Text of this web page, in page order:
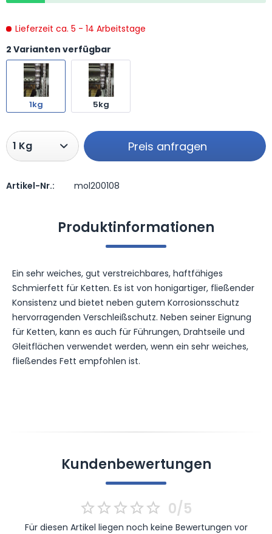
Lieferzeit ca. 5 - 14 Arbeitstage
2 Varianten verfügbar
1kg 5kg
Preis anfragen
Preis anfragen
Artikel-Nr.: mol200108
Produktinformationen
Ein sehr weiches, gut verstreichbares, haftfähiges
Schmierfett für Ketten. Es ist von honigartiger, fließender
Konsistenz und bietet neben gutem Korrosionsschutz
hervorragenden Verschleißschutz. Neben seiner Eignung
für Ketten, kann es auch für Führungen, Drahtseile und
Gleitflächen verwendet werden, wenn ein sehr weiches,
fließendes Fett empfohlen ist.
Kundenbewertungen
0/5
Für diesen Artikel liegen noch keine Bewertungen vor